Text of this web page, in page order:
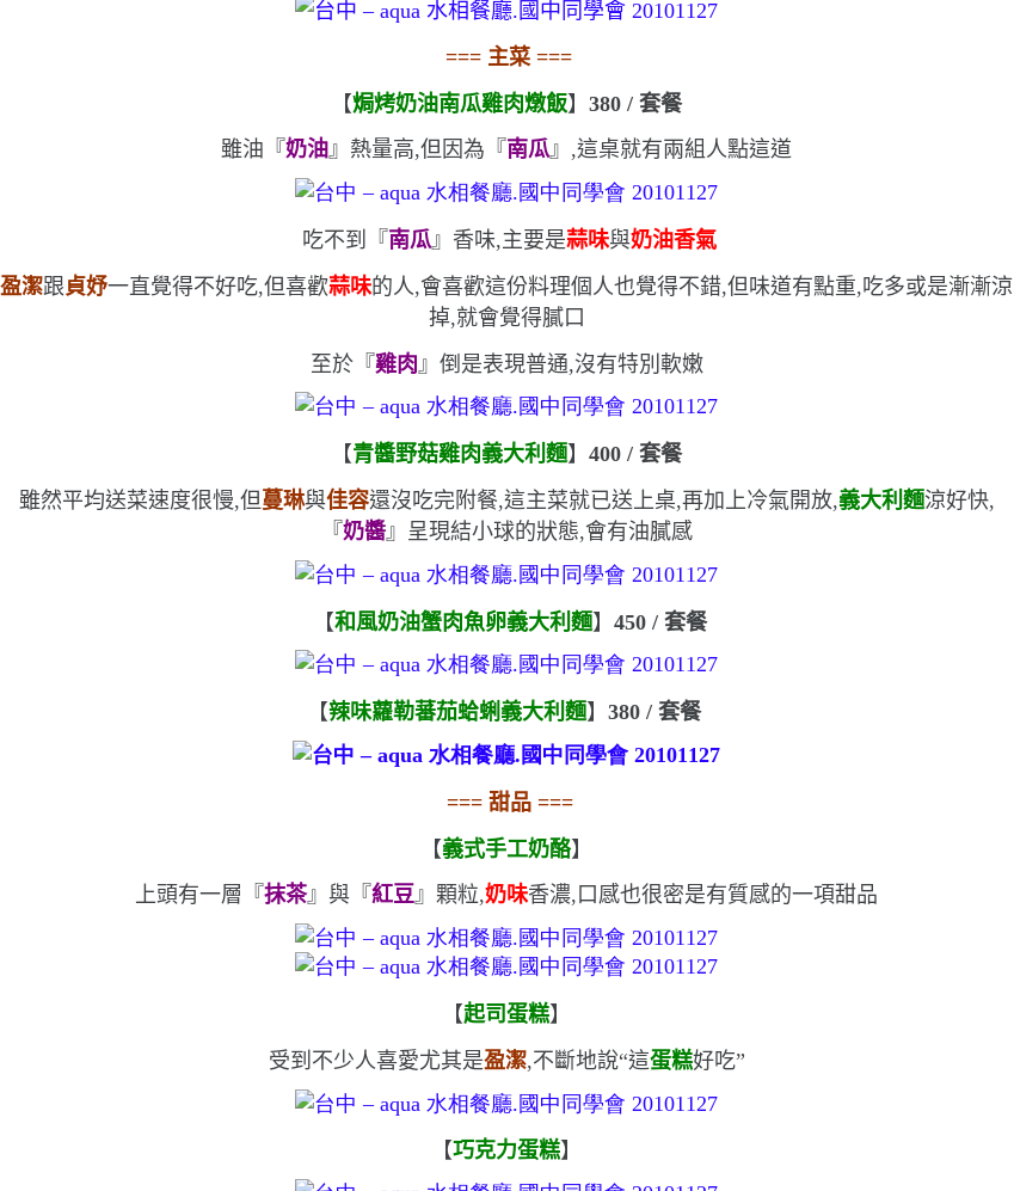
=== 主菜 ===
【焗烤奶油南瓜雞肉燉飯】380 /套餐
雖油『奶油』熱量高,但因為『 南瓜』,這桌就有兩組人點這道
吃不到『 南瓜』香味,主要是蒜味與奶油香氣
盈潔跟 貞妤一直覺得不好吃,但喜歡蒜味的人,會喜歡這份料理個人也覺得不錯,但味道有點重,吃多或是漸漸涼
掉,就會覺得膩口
至於『雞肉 』倒是表現普通,沒有特別軟嫩
【青醬野菇雞肉義大利麵】400 /套餐
雖然平均送菜速度很慢,但蔓琳與佳容還沒吃完附餐,這主菜就已送上桌,再加上冷氣開放,義大利麵涼好快,
『 奶醬』呈現結小球的狀態,會有油膩感
【和風奶油蟹肉魚卵義大利麵】 450 / 套餐
【辣味蘿勒蕃茄蛤蜊義大利麵】380 /套餐
=== 甜品===
【義式手工奶酪】
上頭有一層『抹茶』與『紅豆』顆粒,奶味香濃,口感也很密是有質感的一項甜品
【起司蛋糕】
受到不少人喜愛尤其是盈潔,不斷地說“這蛋糕好吃”
【巧克力蛋糕】